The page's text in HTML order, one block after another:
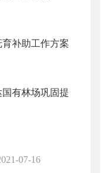
补助工作方案
有林场巩固提
07-16